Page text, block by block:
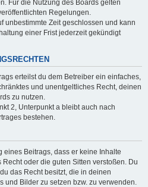
Für die Nutzung des Boards gelten
Regelungen.
unbestimmte Zeit geschlossen und kann
einer Frist jederzeit gekündigt
erteilst du dem Betreiber ein einfaches,
und unentgeltliches Recht, deinen
zu nutzen.
2, Unterpunkt a bleibt auch nach
bestehen.
eines Beitrags, dass er keine Inhalte
oder die guten Sitten verstoßen. Du
das Recht besitzt, die in deinen
und Bilder zu setzen bzw. zu verwenden.